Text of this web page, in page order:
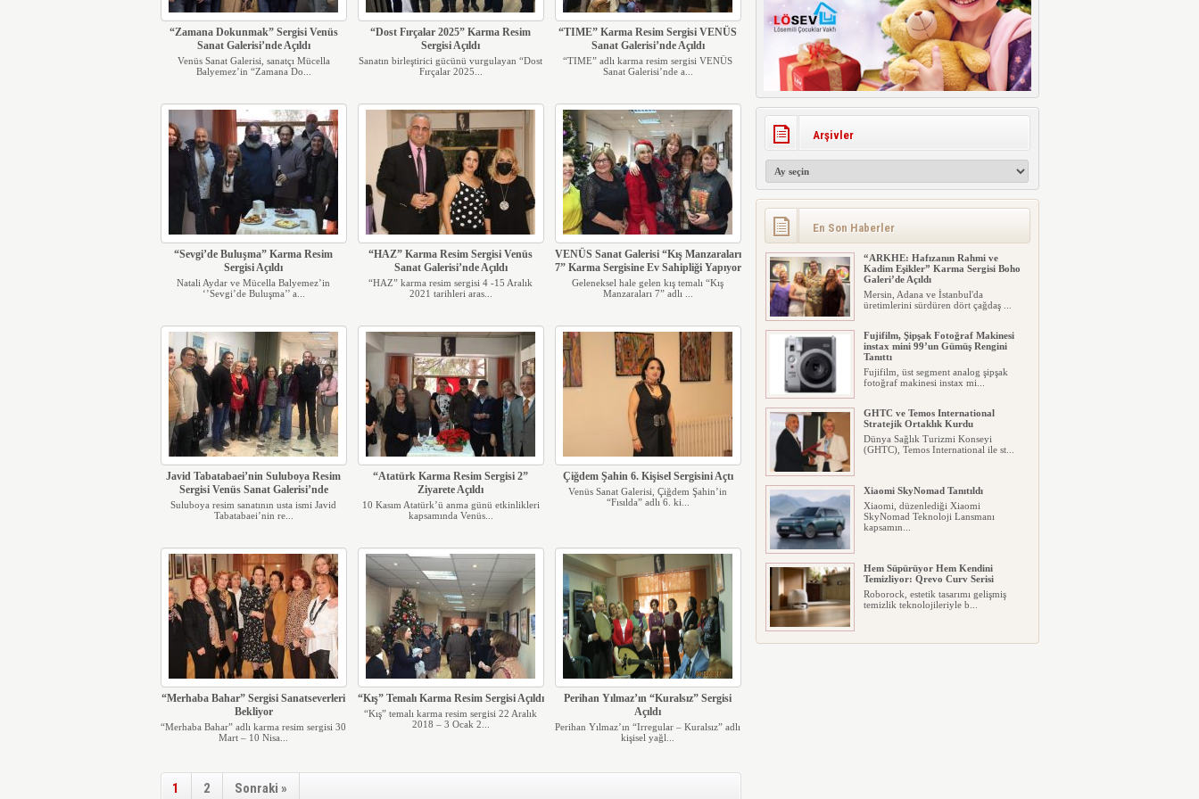
“Zamana Dokunmak” Sergisi Venüs
Sanat Galerisi’nde Açıldı
Venüs Sanat Galerisi, sanatçı Mücella
Balyemez’in “Zamana Do...
“Dost Fırçalar 2025” Karma Resim
Sergisi Açıldı
Sanatın birleştirici gücünü vurgulayan “Dost
Fırçalar 2025...
“TIME” Karma Resim Sergisi VENÜS
Sanat Galerisi’nde Açıldı
“TIME” adlı karma resim sergisi VENÜS
Sanat Galerisi’nde a...
“Sevgi’de Buluşma” Karma Resim
Sergisi Açıldı
Natali Aydar ve Mücella Balyemez’in
‘’Sevgi’de Buluşma’’ a...
“HAZ” Karma Resim Sergisi Venüs
Sanat Galerisi’nde Açıldı
“HAZ” karma resim sergisi 4 -15 Aralık
2021 tarihleri aras...
VENÜS Sanat Galerisi “Kış Manzaraları
7” Karma Sergisine Ev Sahipliği Yapıyor
Geleneksel hale gelen kış temalı “Kış
Manzaraları 7” adlı ...
Javid Tabatabaei’nin Suluboya Resim
Sergisi Venüs Sanat Galerisi’nde
Suluboya resim sanatının usta ismi Javid
Tabatabaei’nin re...
“Atatürk Karma Resim Sergisi 2”
Ziyarete Açıldı
10 Kasım Atatürk’ü anma günü etkinlikleri
kapsamında Venüs...
Çiğdem Şahin 6. Kişisel Sergisini Açtı
Venüs Sanat Galerisi, Çiğdem Şahin’in
“Fısılda” adlı 6. ki...
“Merhaba Bahar” Sergisi Sanatseverleri
Bekliyor
“Merhaba Bahar” adlı karma resim sergisi 30
Mart – 10 Nisa...
“Kış” Temalı Karma Resim Sergisi Açıldı
“Kış” temalı karma resim sergisi 22 Aralık
2018 – 3 Ocak 2...
Perihan Yılmaz’ın “Kuralsız” Sergisi
Açıldı
Perihan Yılmaz’ın “Irregular – Kuralsız” adlı
kişisel yağl...
1 2 Sonraki »
Arşivler
En Son Haberler
“ARKHE: Hafızanın Rahmi ve
Kadim Eşikler” Karma Sergisi Boho
Galeri’de Açıldı
Mersin, Adana ve İstanbul'da
üretimlerini sürdüren dört çağdaş ...
Fujifilm, Şipşak Fotoğraf Makinesi
instax mini 99’un Gümüş Rengini
Tanıttı
Fujifilm, üst segment analog şipşak
fotoğraf makinesi instax mi...
GHTC ve Temos International
Stratejik Ortaklık Kurdu
Dünya Sağlık Turizmi Konseyi
(GHTC), Temos International ile st...
Xiaomi SkyNomad Tanıtıldı
Xiaomi, düzenlediği Xiaomi
SkyNomad Teknoloji Lansmanı
kapsamın...
Hem Süpürüyor Hem Kendini
Temizliyor: Qrevo Curv Serisi
Roborock, estetik tasarımı gelişmiş
temizlik teknolojileriyle b...
MediaMarkt Türkiye, Yeni